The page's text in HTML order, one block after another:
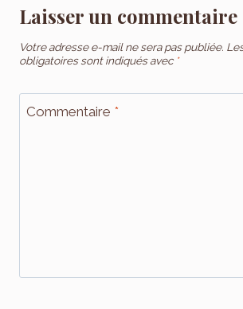
Laisser un commentaire
Votre adresse e-mail ne sera pas publiée.
obligatoires sont indiqués avec *
Commentaire *